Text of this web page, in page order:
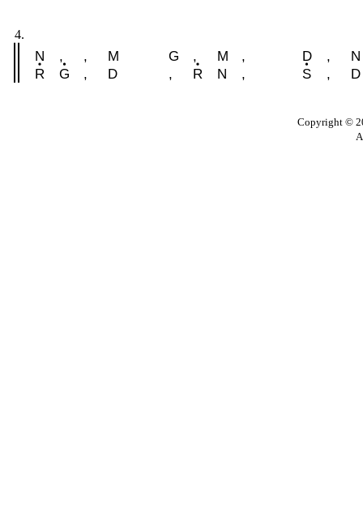
4.
N , , M G , M , D ,
N
R
G , D , R N , S , D
Copyright ©